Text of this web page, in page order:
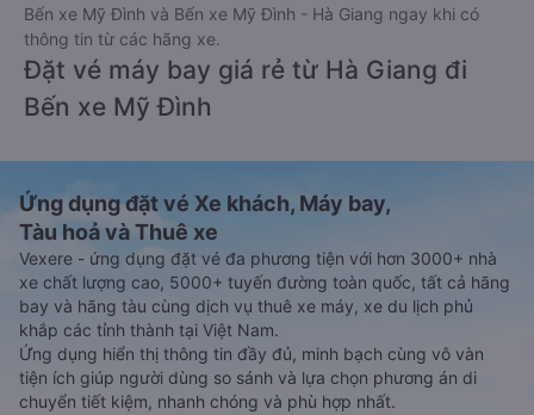
Bến xe Mỹ Đình và Bến xe Mỹ Đình - Hà Giang ngay khi có
thông tin từ các hãng xe.
Đặt vé máy bay giá rẻ từ Hà Giang đi
Bến xe Mỹ Đình
Ứng dụng đặt vé Xe khách, Máy bay,
Tàu hoả và Thuê xe
Vexere - ứng dụng đặt vé đa phương tiện với hơn 3000+ nhà
xe chất lượng cao, 5000+ tuyến đường toàn quốc, tất cả hãng
bay và hãng tàu cùng dịch vụ thuê xe máy, xe du lịch phủ
khắp các tỉnh thành tại Việt Nam.
Ứng dụng hiển thị thông tin đầy đủ, minh bạch cùng vô vàn
tiện ích giúp người dùng so sánh và lựa chọn phương án di
chuyển tiết kiệm, nhanh chóng và phù hợp nhất.